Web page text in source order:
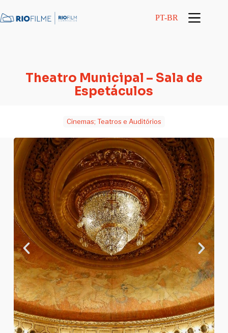
PT-BR
Theatro Municipal – Sala de
Espetáculos
Cinemas; Teatros e Auditórios